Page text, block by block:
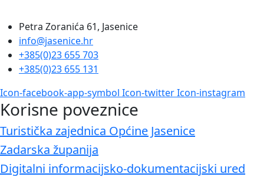
Petra Zoranića 61, Jasenice
info@jasenice.hr
+385(0)23 655 703
+385(0)23 655 131
Icon-facebook-app-symbol Icon-twitterIcon-instagram
Korisne poveznice
Turistička zajednica Općine Jasenice
Zadarska županija
Digitalni informacijsko-dokumentacijski ured